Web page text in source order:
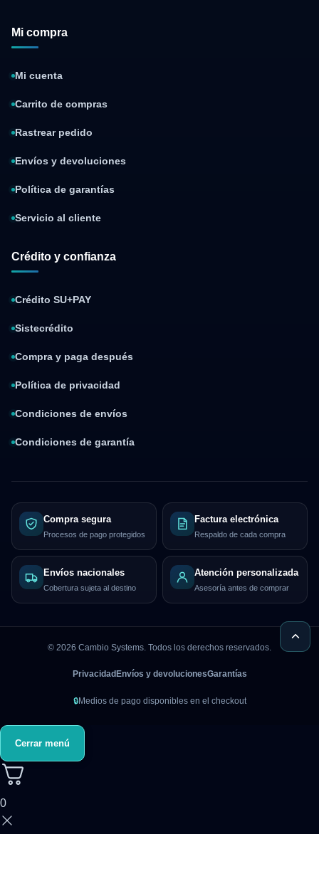
Mi compra
Mi cuenta
Carrito de compras
Rastrear pedido
Envíos y devoluciones
Política de garantías
Servicio al cliente
Crédito y confianza
Crédito SU+PAY
Sistecrédito
Compra y paga después
Política de privacidad
Condiciones de envíos
Condiciones de garantía
Compra segura
Procesos de pago protegidos
Factura electrónica
Respaldo de cada compra
Envíos nacionales
Cobertura sujeta al destino
Atención personalizada
Asesoría antes de comprar
© 2026 Cambio Systems. Todos los derechos reservados.
Privacidad Envíos y devolucionesGarantías
🔒Medios de pago disponibles en el checkout
Cerrar menú
0